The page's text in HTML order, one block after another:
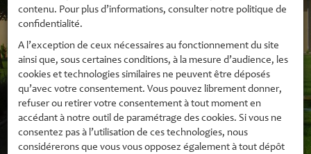
contenu. Pour plus d’informations, consulter notre politique de
confidentialité.
A l’exception de ceux nécessaires au fonctionnement du site
ainsi que, sous certaines conditions, à la mesure d’audience, les
cookies et technologies similaires ne peuvent être déposés
qu’avec votre consentement. Vous pouvez librement donner,
refuser ou retirer votre consentement à tout moment en
accédant à notre outil de paramétrage des cookies. Si vous ne
consentez pas à l’utilisation de ces technologies, nous
considérerons que vous vous opposez également à tout dépôt